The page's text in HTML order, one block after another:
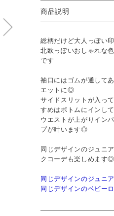
商品説明
総柄だけど大人っぽい
北欧っぽいおしゃれな
です
袖口にはゴムが通して
エットに◎
サイドスリットが入っ
すめはボトムにインし
ウエストが上がりイン
プが叶います◎
同じデザインのジュニ
クコーデも楽しめます◎
同じデザインのジュニ
同じデザインのベビー